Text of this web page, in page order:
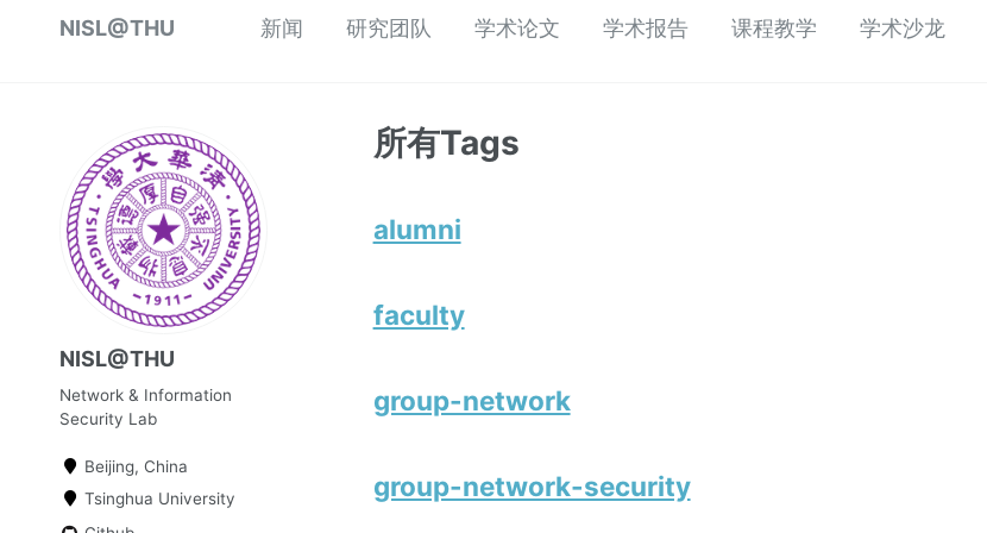
NISL@THU 新闻 研究团队 学术论文 学术报告 课程教学 学术沙龙
NISL@THU
Network & Information
Security Lab
Beijing, China
Tsinghua University
所有Tags
alumni
faculty
group-network
group-network-security